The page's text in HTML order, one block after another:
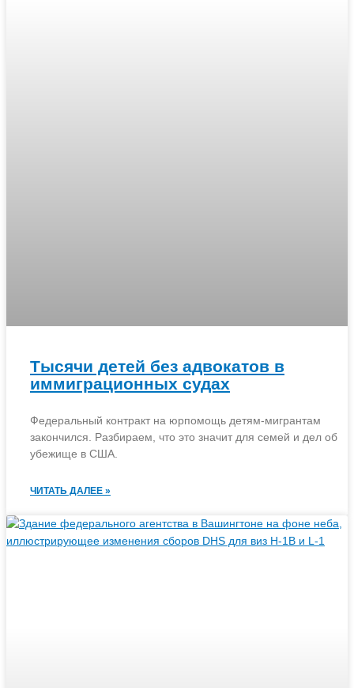
Тысячи детей без адвокатов в
иммиграционных судах
Федеральный контракт на юрпомощь детям-мигрантам
закончился. Разбираем, что это значит для семей и дел об
убежище в США.
ЧИТАТЬ ДАЛЕЕ »